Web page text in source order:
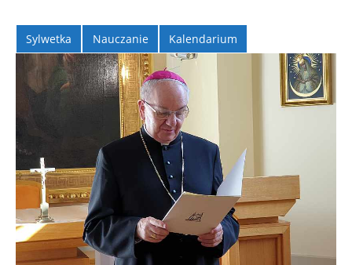
Sylwetka Nauczanie Kalendarium